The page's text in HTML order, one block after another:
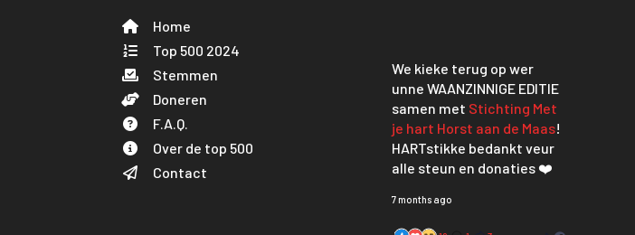
Home
Top 500 2024
Stemmen
Doneren
F.A.Q.
Over de top 500
Contact
We kieke terug op wer
unne WAANZINNIGE EDITIE
samen met Stichting Met
je hart Horst aan de Maas!
HARTstikke bedankt veur
alle steun en donaties ❤️
7 months ago